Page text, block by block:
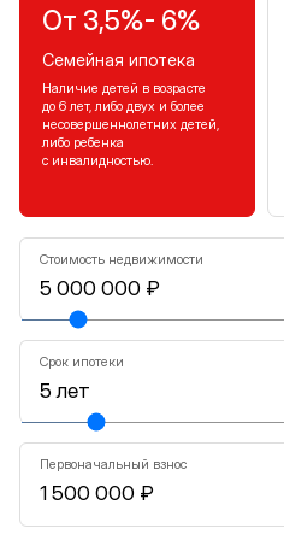
От 3,5%- 6%
Семейная ипотека
Наличие детей в возрасте
до 6 лет, либо двух и более
несовершеннолетних детей,
либо ребенка
с инвалидностью.
Стоимость недвижимости
Срок ипотеки
Первоначальный взнос